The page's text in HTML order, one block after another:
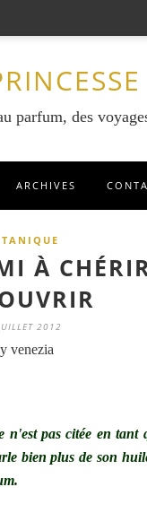
parfum, des
ARCHIVES
À
2012
venezia
n'est pas citée en tant
bien plus de son